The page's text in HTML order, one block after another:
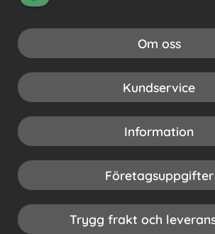
Om oss
Kundservice
Information
Företagsuppgifter
Trygg frakt och